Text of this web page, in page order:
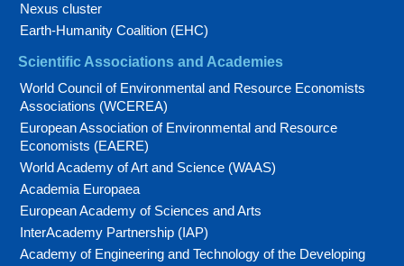
Nexus cluster
Earth-Humanity Coalition (EHC)
Scientific Associations and Academies
World Council of Environmental and Resource Economists
Associations (WCEREA)
European Association of Environmental and Resource
Economists (EAERE)
World Academy of Art and Science (WAAS)
Academia Europaea
European Academy of Sciences and Arts
InterAcademy Partnership (IAP)
Academy of Engineering and Technology of the Developing